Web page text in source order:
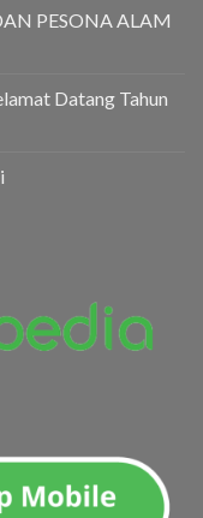
PESONA ALAM
Datang Tahun